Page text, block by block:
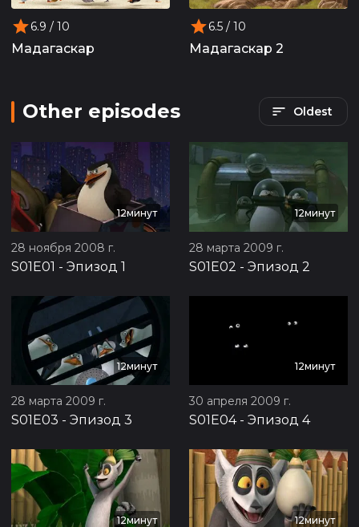
6.9 / 10
Мадагаскар
6.5 / 10
Мадагаскар 2
Other episodes Oldest
12минут
28 ноября 2008 г.
S01E01 - Эпизод 1
12минут
28 марта 2009 г.
S01E02 - Эпизод 2
12минут
28 марта 2009 г.
S01E03 - Эпизод 3
12минут
30 апреля 2009 г.
S01E04- Эпизод 4
12минут 12минут